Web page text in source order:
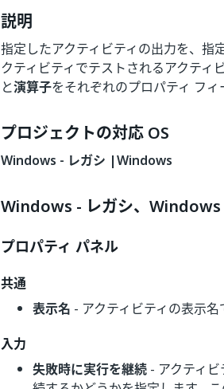
説明
指定したアクティビティの出力を、指
クティビティでテストされるアクティ
と演算子をそれぞれのプロパティ フィ
プロジェクトの対応 OS
Windows - レガシ |Windows
Windows - レガシ、Windows
プロパティ パネル
共通
表示名 - アクティビティの表示名
入力
失敗時に実行を継続 - アクティ